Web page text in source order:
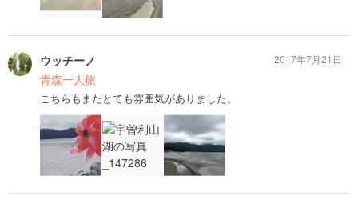
ウッチーノ
青森一人旅
こちらもまたとても雰囲気がありました。
2017年7月21日